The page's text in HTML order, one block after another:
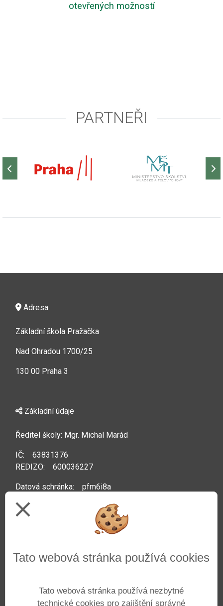
otevřených možností
PARTNEŘI
Adresa
Základní škola Pražačka
Nad Ohradou 1700/25
130 00 Praha 3
Základní údaje
Ředitel školy: Mgr. Michal Marád
IČ: 63831376
REDIZO: 600036227
Datová schránka: pfm6i8a
Telefon: +420 222 592 044
E-mail: info@zsprazacka.cz
close
Tato webová stránka používá cookies
Tato webová stránka používá nezbytné
technické cookies pro zajištění správné